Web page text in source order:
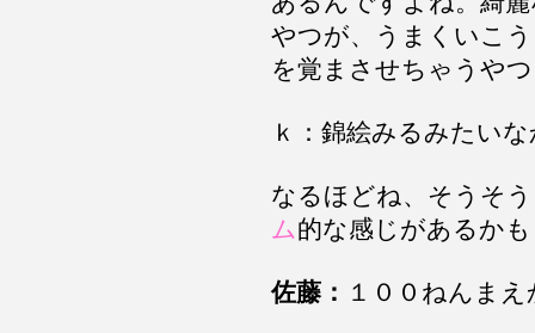
やつが、うまくいこ
を覚まさせちゃうや
ｋ：錦絵みるみたい
なるほどね、そうそ
ム的な感じがあるか
佐藤： １００ねんまえ